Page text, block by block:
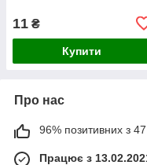
11 ₴
Купити
Про нас
96% позитивних з 47
Працює з